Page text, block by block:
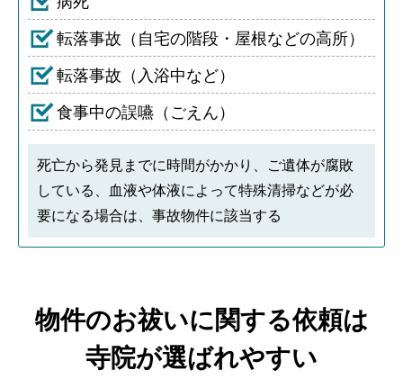
転落事故（自宅の階段・屋根などの高所）
転落事故（入浴中など）
食事中の誤嚥（ごえん）
死亡から発見までに時間がかかり、ご遺体が腐敗
している、血液や体液によって特殊清掃などが必
要になる場合は、事故物件に該当する
物件のお祓いに関する依頼は
寺院が選ばれやすい